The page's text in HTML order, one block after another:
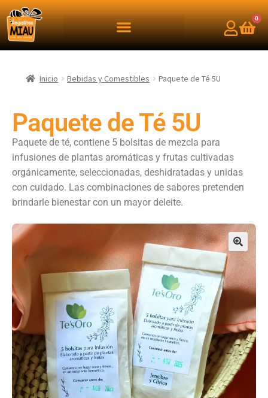
0
Inicio Bebidas y Comestibles Paquete de Té 5U
Paquete de Té 5U
Paquete de té, contiene 5 bolsitas de mezcla para
infusiones de plantas aromáticas y frutas cultivadas
orgánicamente, seleccionadas, deshidratadas y unidas
con cuidado. Las combinaciones de sabores pretenden
brindarle bienestar con un mayor deleite.